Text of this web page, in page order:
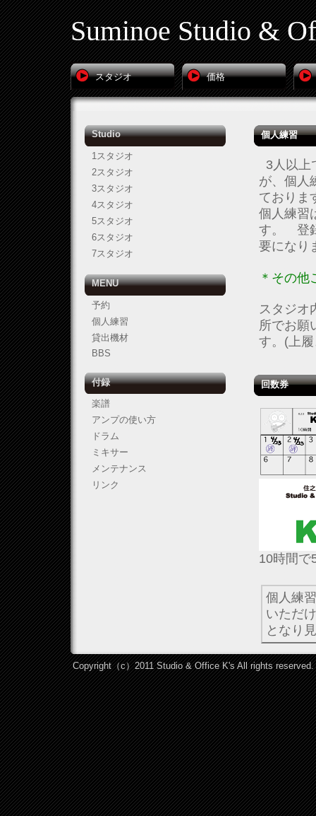
Suminoe Studio &
スタジオ 価格
個人練習
3人以上
が、個人
ておりま
個人練習
す。 登
要になり
＊その他
スタジオ
所でお願
す。(上
回数券
10時間で
個人練
いただ
となり
Studio
1スタジオ
2スタジオ
3スタジオ
4スタジオ
5スタジオ
6スタジオ
7スタジオ
MENU
予約
個人練習
貸出機材
BBS
付録
楽譜
アンプの使い方
ドラム
ミキサー
メンテナンス
リンク
Copyright（c）2011 Studio & Office K's All rights reserved.